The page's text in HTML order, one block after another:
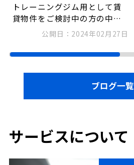
トレーニングジム用として賃
貸物件をご検討中の方の中に
は、ジムを開設してから、運
営をしていくうえで...
公開日： 2024年02月27日
ブログ一覧
サービスについて